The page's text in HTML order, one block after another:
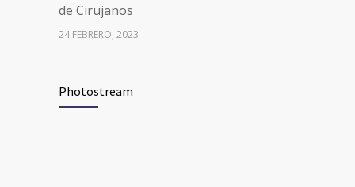
de Cirujanos
24 FEBRERO, 2023
junio 2021)
Photostream